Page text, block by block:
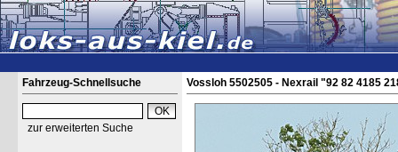
Fahrzeug-Schnellsuche
zur erweiterten Suche
Vossloh 5502505 - Nexrail "92 82 4185